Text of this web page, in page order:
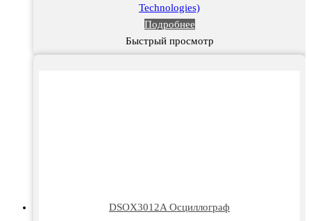
Technologies)
Подробнее
Быстрый просмотр
DSOX3012A Осциллограф